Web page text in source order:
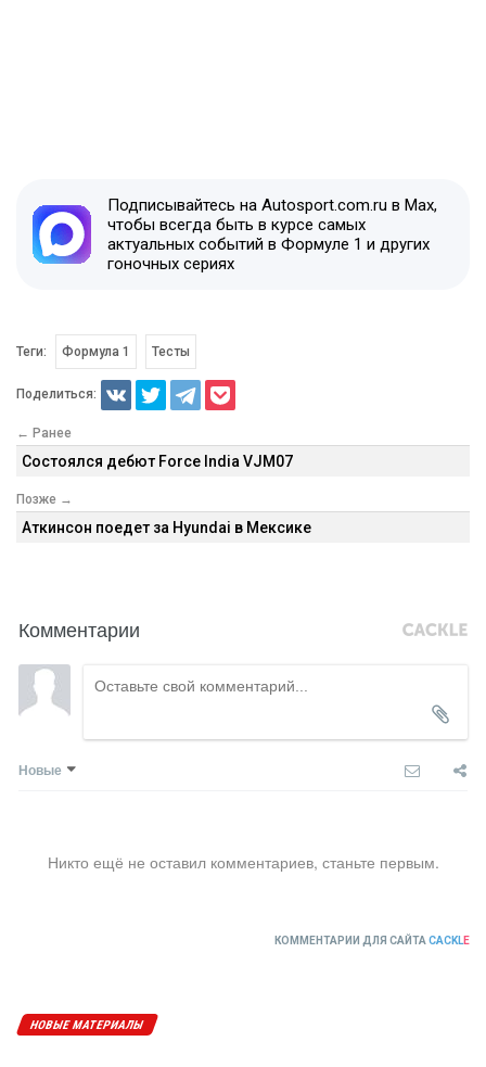
Подписывайтесь на Autosport.com.ru в Max,
чтобы всегда быть в курсе самых
актуальных событий в Формуле 1 и других
гоночных сериях
Теги: Формула 1 Тесты
Поделиться:
← Ранее
Состоялся дебют Force India VJM07
Позже →
Аткинсон поедет за Hyundai в Мексике
Комментарии
Новые
Никто ещё не оставил комментариев, станьте первым.
КОММЕНТАРИИ ДЛЯ САЙТА CACKLE
НОВЫЕ МАТЕРИАЛЫ